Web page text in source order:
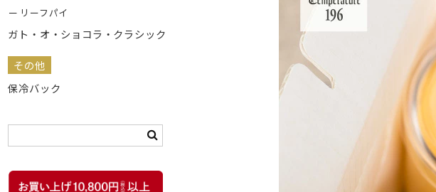
リーフパイ
ガト・オ・ショコラ・クラシック
その他
保冷バック